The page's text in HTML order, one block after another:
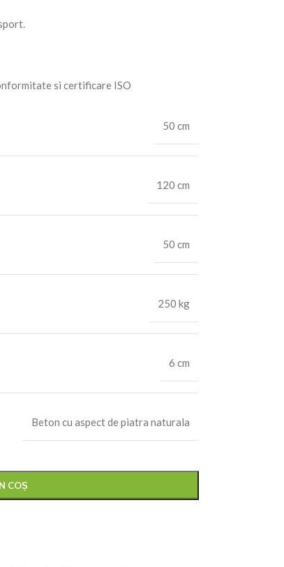
si certificare ISO
50 cm
120 cm
50 cm
250 kg
6 cm
Beton cu aspect de piatra naturala
COȘ